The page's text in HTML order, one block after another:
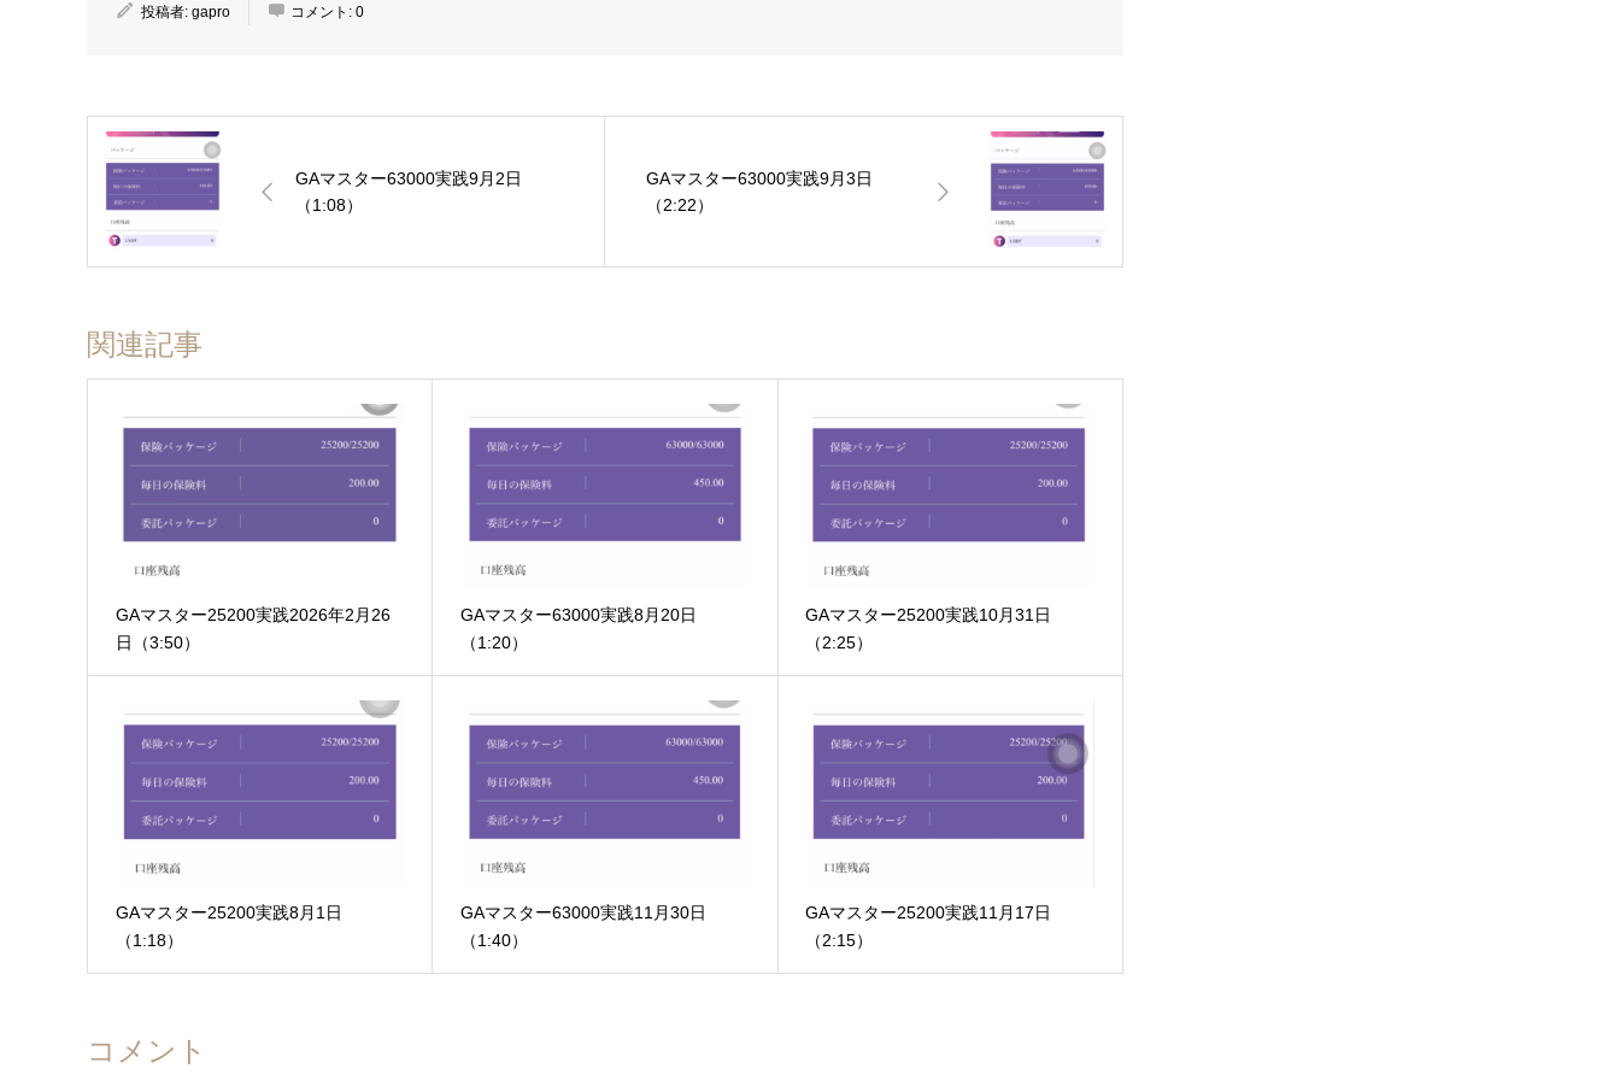
投稿者: gapro コメント: 0
GAマスター63000実践9月2日
（1:08）
GAマスター63000実践9月3日
（2:22）
関連記事
GAマスター25200実践2026年2月26
日（3:50）
GAマスター63000実践8月20日
（1:20）
GAマスター25200実践10月31日
（2:25）
GAマスター25200実践8月1日
（1:18）
GAマスター63000実践11月30日
（1:40）
GAマスター25200実践11月17日
（2:15）
コメント